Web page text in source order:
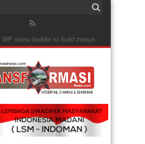
WP menu builder to build menus